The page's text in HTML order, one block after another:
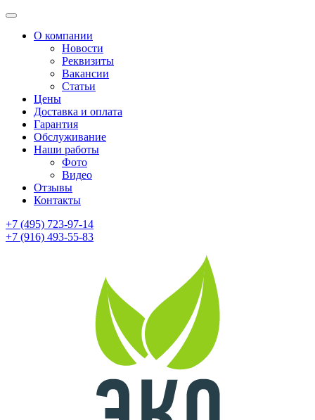
О компании
Новости
Реквизиты
Вакансии
Статьи
Цены
Доставка и оплата
Гарантия
Обслуживание
Наши работы
Фото
Видео
Отзывы
Контакты
+7 (495) 723-97-14
+7 (916) 493-55-83